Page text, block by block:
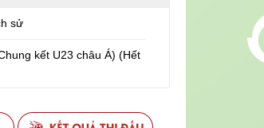
sử
kết U23 châu Á) (Hết